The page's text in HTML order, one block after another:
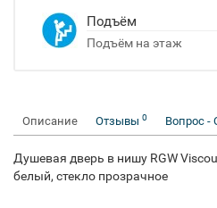
Подъём
Подъём на этаж
Описание Отзывы 0 Вопрос -
Душевая дверь в нишу RGW
белый, стекло прозрачное